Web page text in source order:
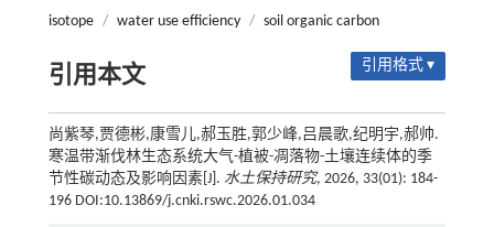
isotope / water use efficiency / soil organic carbon
引用本文 引用格式 ▾
尚紫琴,贾德彬,康雪儿,郝玉胜,郭少峰,吕晨歌,纪明宇,郝帅.
寒温带渐伐林生态系统大气-植被-凋落物-土壤连续体的季
节性碳动态及影响因素[J]. 水土保持研究, 2026, 33(01): 184-
196 DOI:10.13869/j.cnki.rswc.2026.01.034